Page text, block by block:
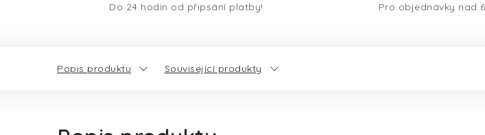
Do 24 hodin od připsání platby! Pro objednávky nad
Popis produktu Související produkty